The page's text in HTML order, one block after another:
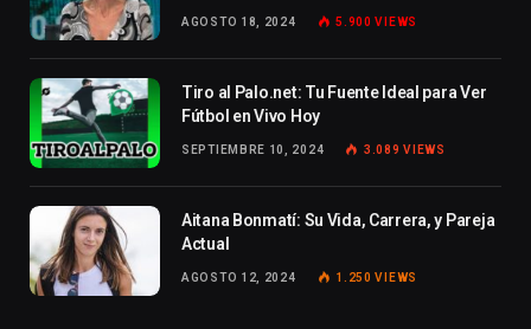
AGOSTO 18, 2024 5.900VIEWS
Tiro al Palo.net: Tu Fuente Ideal para Ver
Fútbol en Vivo Hoy
SEPTIEMBRE 10, 2024 3.089VIEWS
Aitana Bonmatí: Su Vida, Carrera, y Pareja
Actual
AGOSTO 12, 2024 1.250VIEWS